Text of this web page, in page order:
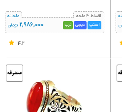
اقساط 4 ماهه
اسنپ
دیجی ترب 2,986,000 تومان
ماهانه
4.2